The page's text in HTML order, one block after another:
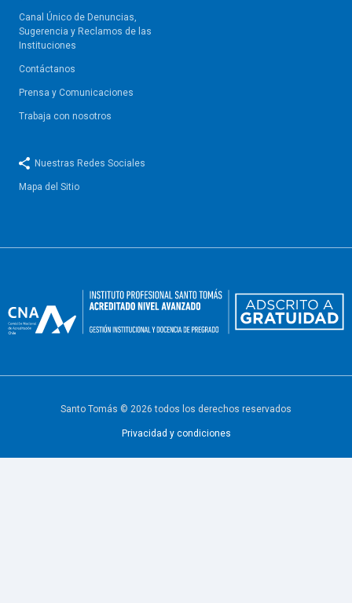
Canal Único de Denuncias,
Sugerencia y Reclamos de las
Instituciones
Contáctanos
Prensa y Comunicaciones
Trabaja con nosotros
Nuestras Redes Sociales
Mapa del Sitio
Santo Tomás © 2026 todos los derechos reservados
Privacidad y condiciones